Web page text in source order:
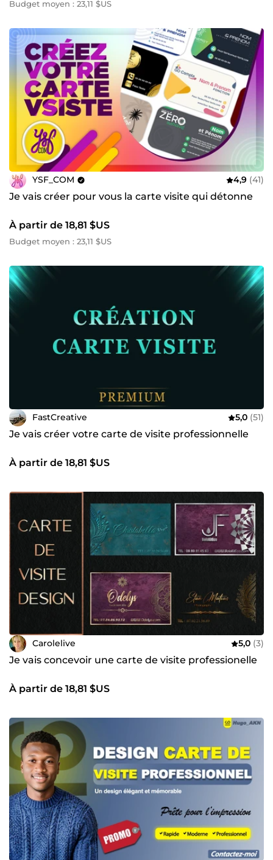
Budget moyen : 23,11 $US
YSF_COM 4,9 (41)
Je vais créer pour vous la carte visite qui détonne
À partir de 18,81 $US
Budget moyen : 23,11 $US
FastCreative 5,0 (51)
Je vais créer votre carte de visite professionnelle
À partir de 18,81 $US
Carolelive 5,0 (3)
Je vais concevoir une carte de visite professionelle
À partir de 18,81 $US